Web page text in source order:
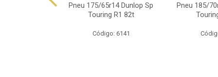
Pneu 175/65r14 Dunlop Sp
Touring R1 82t
Código: 6141
Pneu 185/